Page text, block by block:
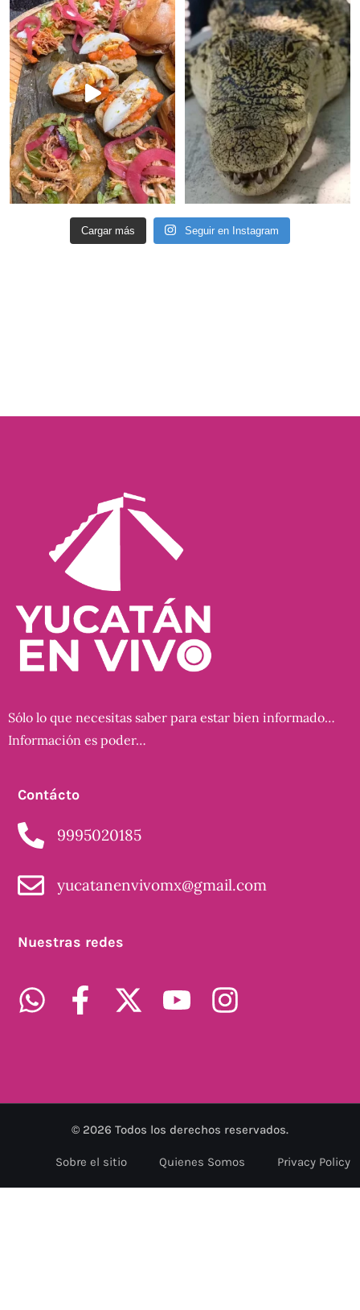
Cargar más Seguir en Instagram
Sólo lo que necesitas saber para estar bien informado…
Información es poder…
Contácto
9995020185
yucatanenvivomx@gmail.com
Nuestras redes
© 2026 Todos los derechos reservados.
Sobre el sitio Quienes Somos Privacy Policy